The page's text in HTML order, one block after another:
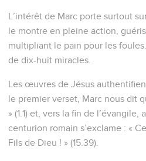
L’intérêt de Marc porte surtout
le montre en pleine action,
multipliant le pain pour les
de dix-huit miracles.
Les œuvres de Jésus
le premier verset, Marc nous dit
» (1.1) et, vers la fin de
centurion romain s’exclame : «
Fils de Dieu ! » (15.39).